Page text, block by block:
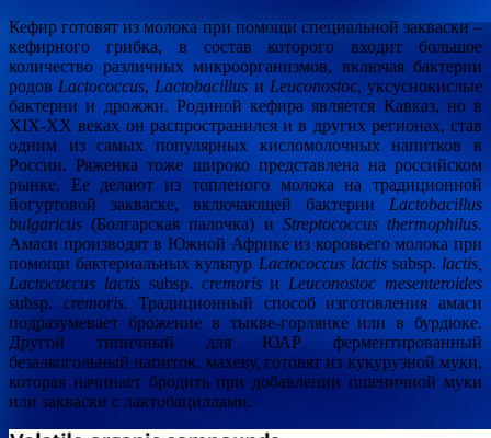
Кефир готовят из молока при помощи специальной закваски –
кефирного грибка, в состав которого входит большое
количество различных микроорганизмов, включая бактерии
родов Lactococcus, Lactobacillus и Leuconostoc, уксуснокислые
бактерии и дрожжи. Родиной кефира является Кавказ, но в
XIX-XX веках он распространился и в других регионах, став
одним из самых популярных кисломолочных напитков в
России. Ряженка тоже широко представлена на российском
рынке. Ее делают из топленого молока на традиционной
йогуртовой закваске, включающей бактерии Lactobacillus
bulgaricus (Болгарская палочка) и Streptococcus thermophilus.
Амаси производят в Южной Африке из коровьего молока при
помощи бактериальных культур Lactococcus lactissubsp. lactis,
Lactococcus lactissubsp. cremorisи Leuconostoc mesenteroides
subsp. cremoris.Традиционный способ изготовления амаси
подразумевает брожение в тыкве-горлянке или в бурдюке.
Другой типичный для ЮАР ферментированный
безалкогольный напиток, махеву, готовят из кукурузной муки,
которая начинает бродить при добавлении пшеничной муки
или закваски с лактобациллами.